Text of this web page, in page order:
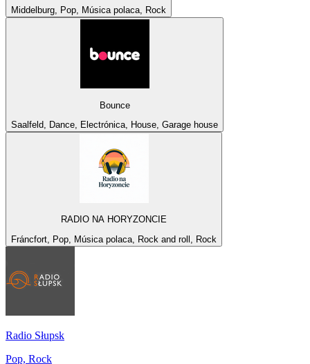
Middelburg, Pop, Música polaca, Rock
Bounce
Saalfeld, Dance, Electrónica, House, Garage house
RADIO NA HORYZONCIE
Fráncfort, Pop, Música polaca, Rock and roll, Rock
Radio Słupsk
Pop, Rock